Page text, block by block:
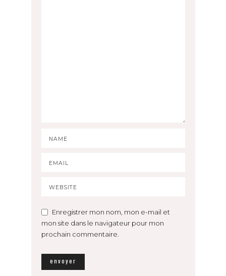
Enregistrer mon nom, mon e-mail et
mon site dans le navigateur pour mon
prochain commentaire.